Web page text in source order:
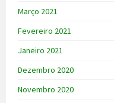
Março 2021
Fevereiro 2021
Janeiro 2021
Dezembro 2020
Novembro 2020